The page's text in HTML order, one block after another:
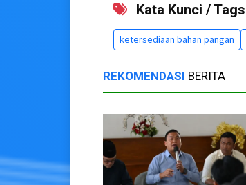
Kata Kunci / Tags
ketersediaan bahan pangan
REKOMENDASI BERITA